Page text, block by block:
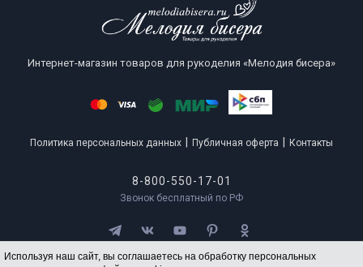
Используя наш сайт, вы соглашаетесь на обработку персональных
Интернет-магазин товаров для рукоделия «Мелодия бисера»
Политика персональных данных Публичная оферта Контакты
8-800-550-17-01
Звонок бесплатный по РФ